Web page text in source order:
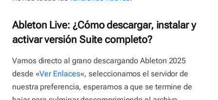
Ableton Live: ¿Cómo descargar, instalar y
activar versión Suite completo?
Vamos directo al grano descargando Ableton 2025
desde «Ver Enlaces«, seleccionamos el servidor de
nuestra preferencia, esperamos a que se termine de